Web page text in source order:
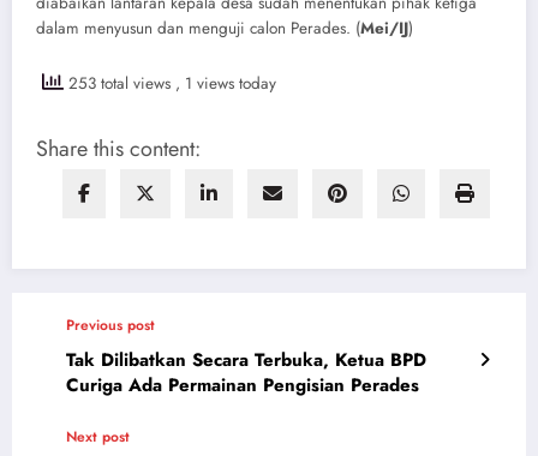
dalam menyusun dan menguji calon Perades. (Mei/IJ)
253 total views , 1 views today
Share this content:
Previous post
Tak Dilibatkan Secara Terbuka, Ketua BPD
Curiga Ada Permainan Pengisian Perades
Next post